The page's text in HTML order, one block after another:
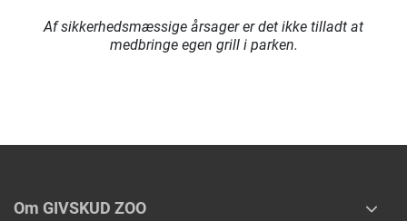
Af sikkerhedsmæssige årsager er det ikke tilladt at
medbringe egen grill i parken.
Om GIVSKUD ZOO